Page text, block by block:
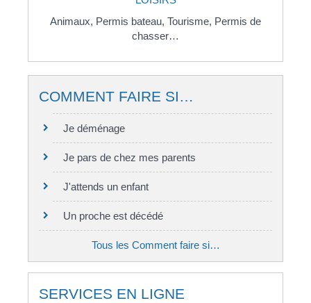
Animaux, Permis bateau, Tourisme, Permis de
chasser…
COMMENT FAIRE SI…
Je déménage
Je pars de chez mes parents
J'attends un enfant
Un proche est décédé
Tous les Comment faire si…
SERVICES EN LIGNE